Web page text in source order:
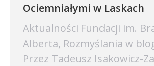
Ociemniałymi w Laskach
Aktualności Fundacji im.
Alberta, Rozmyślania w
Przez Tadeusz Isakowicz-